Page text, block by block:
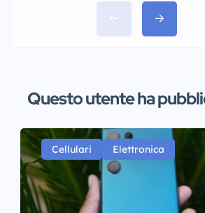
Questo utente ha
Cellulari Elettronica